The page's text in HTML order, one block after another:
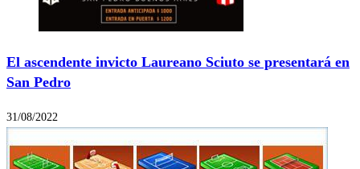
El ascendente invicto Laureano Sciuto se presentará en
San Pedro
31/08/2022